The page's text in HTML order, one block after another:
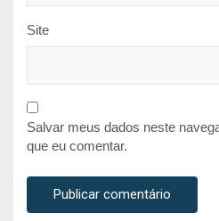
Site
Salvar meus dados neste
que eu comentar.